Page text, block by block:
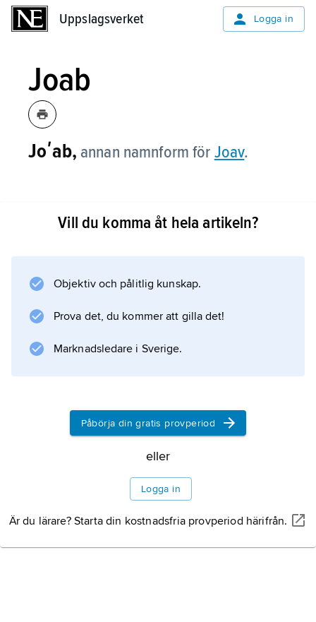
Uppslagsverket Logga in
Joab
Joʹab, annan namnform för Joav.
Vill du komma åt hela artikeln?
Objektiv och pålitlig kunskap.
Prova det, du kommer att gilla det!
Marknadsledare i Sverige.
Påbörja din gratis provperiod
eller
Logga in
Är du lärare? Starta din kostnadsfria provperiod härifrån.